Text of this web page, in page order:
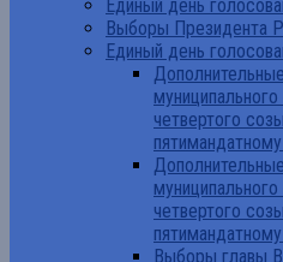
Единый день
Выборы Президента
Единый день
четвертого
четвертого
Выборы главы